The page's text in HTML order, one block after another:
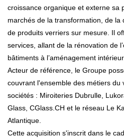
croissance organique et externe sa
marchés de la transformation, de la
de produits verriers sur mesure. Il
services, allant de la rénovation de
bâtiments à l’aménagement
Acteur de référence, le Groupe
couvrant l'ensemble des métiers du
sociétés : Miroiteries Dubrulle,
Glass, CGlass.CH et le réseau Le
Atlantique.
Cette acquisition s'inscrit dans le